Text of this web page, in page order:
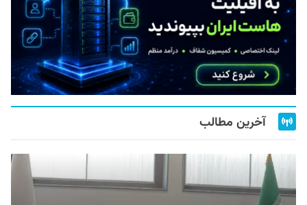
آخرین مطالب